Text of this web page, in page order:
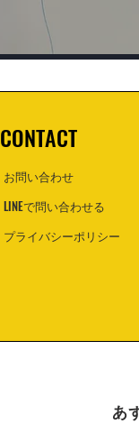
あ
CONTACT
お問い合わせ
LINEで問い合わせる
プライバシーポリシー